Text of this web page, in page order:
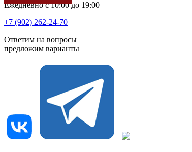
Ежедневно с 10:00 до 19:00
+7 (902) 262-24-70
Ответим на вопросы
предложим варианты